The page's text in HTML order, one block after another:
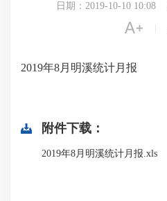
日期：2019-10-10 10:08

2019年8月明溪统计月报
附件下载：
2019年8月明溪统计月报.xls